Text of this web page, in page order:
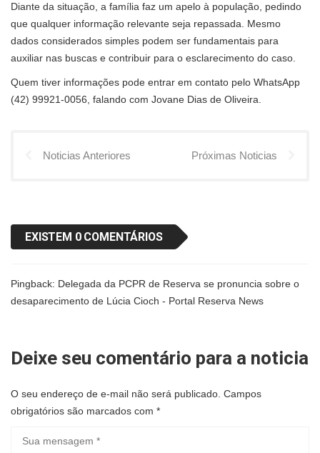
Diante da situação, a família faz um apelo à população, pedindo
que qualquer informação relevante seja repassada. Mesmo
dados considerados simples podem ser fundamentais para
auxiliar nas buscas e contribuir para o esclarecimento do caso.
Quem tiver informações pode entrar em contato pelo WhatsApp
(42) 99921-0056, falando com Jovane Dias de Oliveira.
Noticias Anteriores Próximas Noticias
EXISTEM 0 COMENTÁRIOS
Pingback: Delegada da PCPR de Reserva se pronuncia sobre o
desaparecimento de Lúcia Cioch - Portal Reserva News
Deixe seu comentário para a noticia
O seu endereço de e-mail não será publicado. Campos
obrigatórios são marcados com *